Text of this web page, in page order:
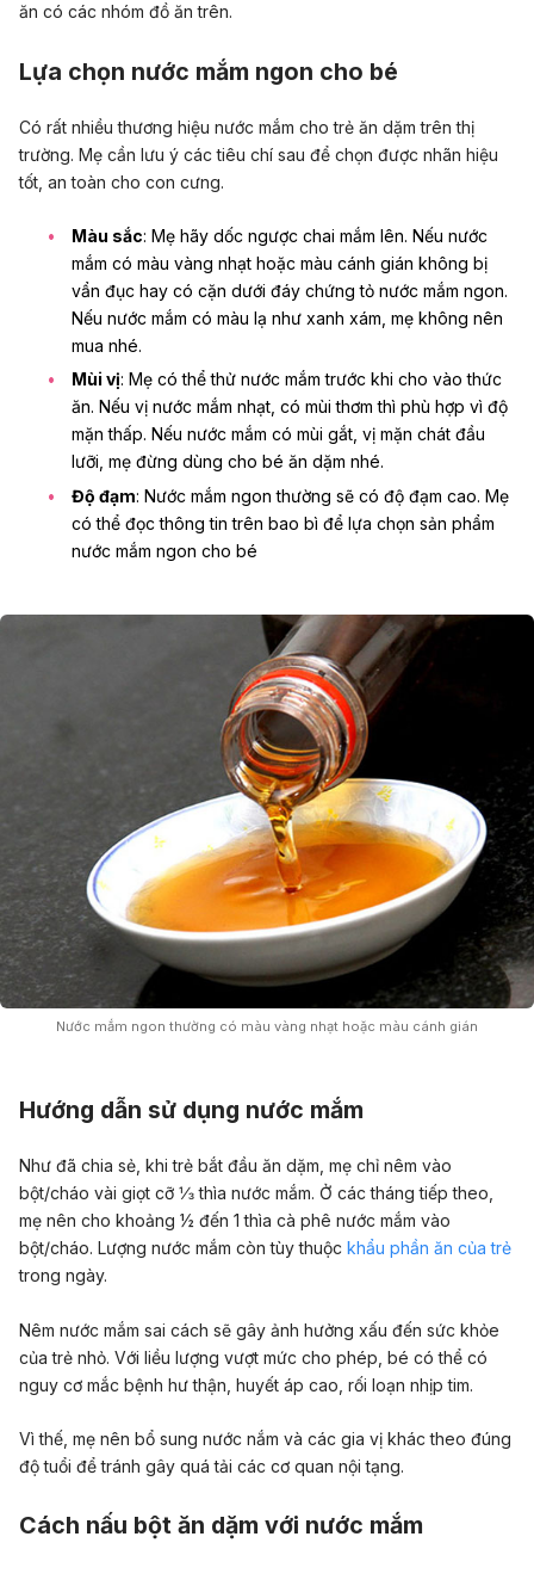
ăn có các nhóm đồ ăn trên.
Lựa chọn nước mắm ngon cho bé
Có rất nhiều thương hiệu nước mắm cho trẻ ăn dặm trên thị
trường. Mẹ cần lưu ý các tiêu chí sau để chọn được nhãn hiệu
tốt, an toàn cho con cưng.
Màu sắc: Mẹ hãy dốc ngược chai mắm lên. Nếu nước
mắm có màu vàng nhạt hoặc màu cánh gián không bị
vẩn đục hay có cặn dưới đáy chứng tỏ nước mắm ngon.
Nếu nước mắm có màu lạ như xanh xám, mẹ không nên
mua nhé.
Mùi vị: Mẹ có thể thử nước mắm trước khi cho vào thức
ăn. Nếu vị nước mắm nhạt, có mùi thơm thì phù hợp vì độ
mặn thấp. Nếu nước mắm có mùi gắt, vị mặn chát đầu
lưỡi, mẹ đừng dùng cho bé ăn dặm nhé.
Độ đạm: Nước mắm ngon thường sẽ có độ đạm cao. Mẹ
có thể đọc thông tin trên bao bì để lựa chọn sản phẩm
nước mắm ngon cho bé
Nước mắm ngon thường có màu vàng nhạt hoặc màu cánh gián
Hướng dẫn sử dụng nước mắm
Như đã chia sẻ, khi trẻ bắt đầu ăn dặm, mẹ chỉ nêm vào
bột/cháo vài giọt cỡ ⅓ thìa nước mắm. Ở các tháng tiếp theo,
mẹ nên cho khoảng ½ đến 1 thìa cà phê nước mắm vào
bột/cháo. Lượng nước mắm còn tùy thuộc khẩu phần ăn của trẻ
trong ngày.
Nêm nước mắm sai cách sẽ gây ảnh hưởng xấu đến sức khỏe
của trẻ nhỏ. Với liều lượng vượt mức cho phép, bé có thể có
nguy cơ mắc bệnh hư thận, huyết áp cao, rối loạn nhịp tim.
Vì thế, mẹ nên bổ sung nước nắm và các gia vị khác theo đúng
độ tuổi để tránh gây quá tải các cơ quan nội tạng.
Cách nấu bột ăn dặm với nước mắm